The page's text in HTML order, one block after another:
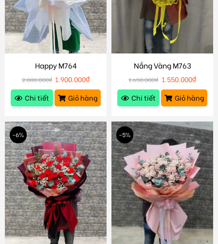
Happy M764
2.000.000₫ 1.900.000₫
Chi tiết
Giỏ hàng
Nắng Vàng M763
1.650.000₫ 1.550.000₫
Chi tiết
Giỏ hàng
-6% -5%